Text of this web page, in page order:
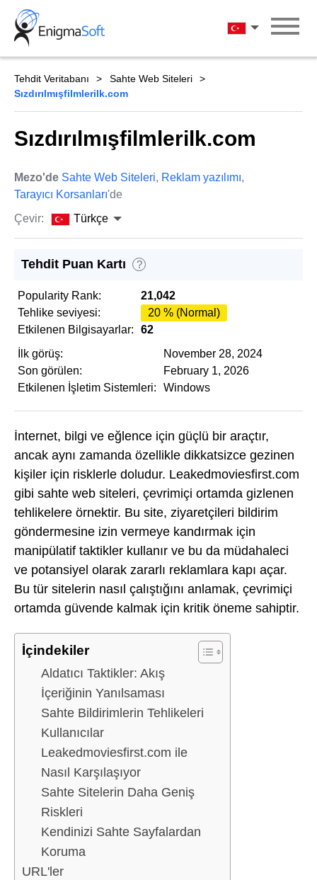
Skip
content
Türkçe
Tehdit Veritabanı
Sahte Web Siteleri
Sızdırılmışfilmlerilk.com
Sızdırılmışfilmlerilk.com
Mezo'de Sahte Web Siteleri, Reklam yazılımı,
Tarayıcı Korsanları'de
Çevir:
Türkçe
Tehdit Puan Kartı ?
Popularity Rank:
21,042
Tehlike seviyesi:
20 % (Normal)
Etkilenen Bilgisayarlar:
62
İlk görüş:
November 28, 2024
Son görülen:
February 1, 2026
Etkilenen İşletim Sistemleri:
Windows
İnternet, bilgi ve eğlence için güçlü bir araçtır,
ancak aynı zamanda özellikle dikkatsizce gezinen
kişiler için risklerle doludur. Leakedmoviesfirst.com
gibi sahte web siteleri, çevrimiçi ortamda gizlenen
tehlikelere örnektir. Bu site, ziyaretçileri bildirim
göndermesine izin vermeye kandırmak için
manipülatif taktikler kullanır ve bu da müdahaleci
ve potansiyel olarak zararlı reklamlara kapı açar.
Bu tür sitelerin nasıl çalıştığını anlamak, çevrimiçi
ortamda güvende kalmak için kritik öneme sahiptir.
İçindekiler
Aldatıcı Taktikler: Akış
İçeriğinin Yanılsaması
Sahte Bildirimlerin Tehlikeleri
Kullanıcılar
Leakedmoviesfirst.com ile
Nasıl Karşılaşıyor
Sahte Sitelerin Daha Geniş
Riskleri
Kendinizi Sahte Sayfalardan
Koruma
URL'ler